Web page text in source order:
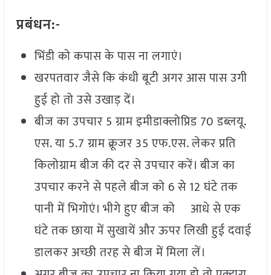
प्रबंधन:-
भिंडी को कपास के पास ना लगाएं।
खरपतवार जैसे कि कंधी बूटी अगर आस पास उगी
हुई हो तो उसे उखाड़ दें।
बीज का उपचार 5 ग्राम इमीडाक्लोप्रिड 70 डब्लयू.
एस. या 5.7 ग्राम क्रूजर 35 एफ.एस. लेकर प्रति
किलोग्राम बीज की दर से उपचार करें। बीज का
उपचार करने से पहले बीज को 6 से 12 घंटे तक
पानी में भिगोएं। भीगे हुए बीज को आधे से एक
घंटे तक छाया में सुखायें और ऊपर लिखी हुई दवाई
डालकर अच्छी तरह से बीज में मिला लें।